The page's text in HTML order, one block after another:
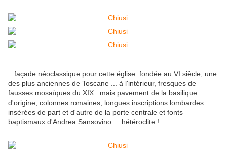
...façade néoclassique pour cette église fondée au VI siècle, une
des plus anciennes de Toscane ... à l'intérieur, fresques de
fausses mosaïques du XIX...mais pavement de la basilique
d'origine, colonnes romaines, longues inscriptions lombardes
insérées de part et d'autre de la porte centrale et fonts
baptismaux d'Andrea Sansovino.... hétéroclite !